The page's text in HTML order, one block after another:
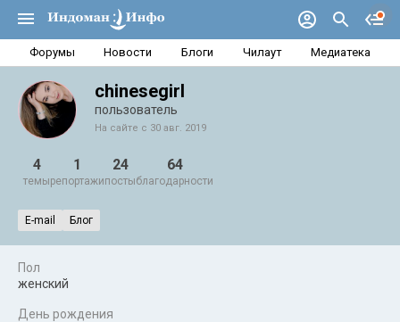
Форумы Новости Блоги Чилаут Медиатека
chinesegirl
пользователь
На сайте с 30 авг. 2019
4
темы
1
репортажи
24
посты
64
благодарности
E-mail Блог
Пол
женский
День рождения